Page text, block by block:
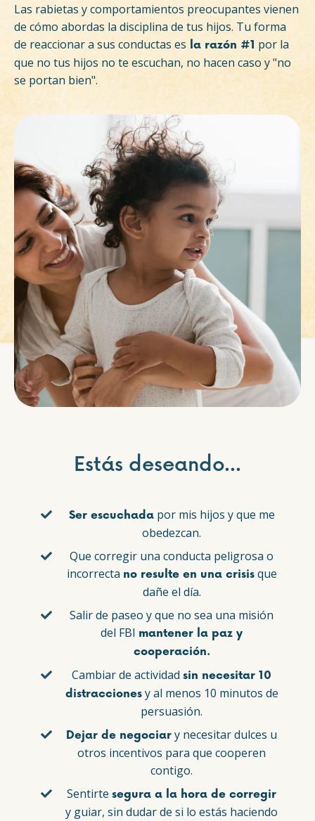
Las rabietas y comportamientos preocupantes vienen
de cómo abordas la disciplina de tus hijos. Tu forma
de reaccionar a sus conductas es la razón #1 por la
que no tus hijos no te escuchan, no hacen caso y "no
se portan bien".
Estás deseando...
Ser escuchadapor mis hijos y que me
obedezcan.
Que corregir una conducta peligrosa o
incorrecta no resulte en una crisisque
dañe el día.
Salir de paseo y que no sea una misión
del FBI mantener la paz y
cooperación.
Cambiar de actividad sin necesitar 10
distraccionesy al menos 10 minutos de
persuasión.
Dejar de negociar y necesitar dulces u
otros incentivos para que cooperen
contigo.
Sentirte segura a la hora de corregir
y guiar, sin dudar de si lo estás haciendo